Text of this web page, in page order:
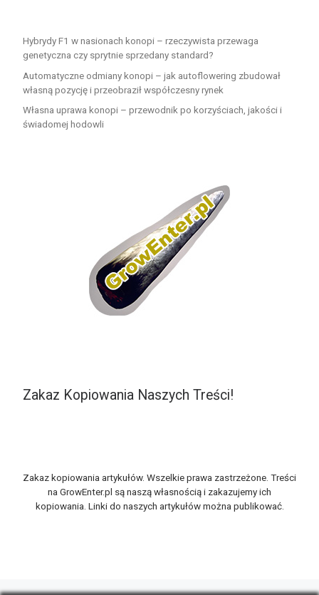
Hybrydy F1 w nasionach konopi – rzeczywista przewaga
genetyczna czy sprytnie sprzedany standard?
Automatyczne odmiany konopi – jak autoflowering zbudował
własną pozycję i przeobraził współczesny rynek
Własna uprawa konopi – przewodnik po korzyściach, jakości i
świadomej hodowli
Zakaz Kopiowania Naszych Treści!
Zakaz kopiowania artykułów. Wszelkie prawa zastrzeżone. Treści
na GrowEnter.pl są naszą własnością i zakazujemy ich
kopiowania. Linki do naszych artykułów można publikować.